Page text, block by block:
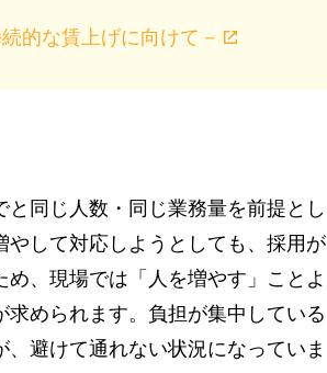
的な賃上げに向けて－
同じ人数・同じ業務量を前提とし
して対応しようとしても、採用が
、現場では「人を増やす」ことよ
められます。負担が集中している
避けて通れない状況になっていま